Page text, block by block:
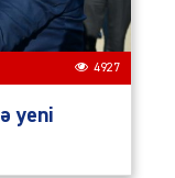
4927
yeni